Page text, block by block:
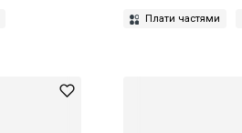
Плати частями